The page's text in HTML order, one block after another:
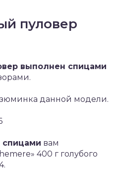
пуловер
выполнен спицами
данной модели.
спицами вам
400 г голубого